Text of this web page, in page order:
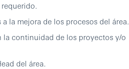
mejora de los procesos del área.
de los proyectos y/o
del área.